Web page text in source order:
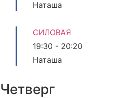
Наташа
СИЛОВАЯ
19:30 - 20:20
Наташа
Четверг